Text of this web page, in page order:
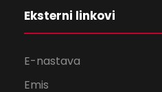
Eksterni linkovi
E-nastava
Emis